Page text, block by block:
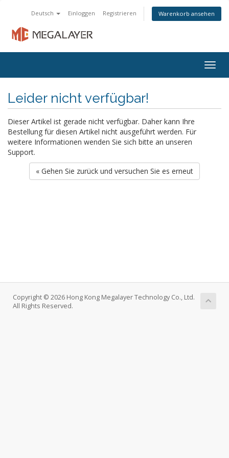
Deutsch Einloggen Registrieren Warenkorb ansehen
Leider nicht verfügbar!
Dieser Artikel ist gerade nicht verfügbar. Daher kann Ihre
Bestellung für diesen Artikel nicht ausgeführt werden. Für
weitere Informationen wenden Sie sich bitte an unseren
Support.
« Gehen Sie zurück und versuchen Sie es erneut
Copyright © 2026 Hong Kong Megalayer Technology Co., Ltd.
All Rights Reserved.